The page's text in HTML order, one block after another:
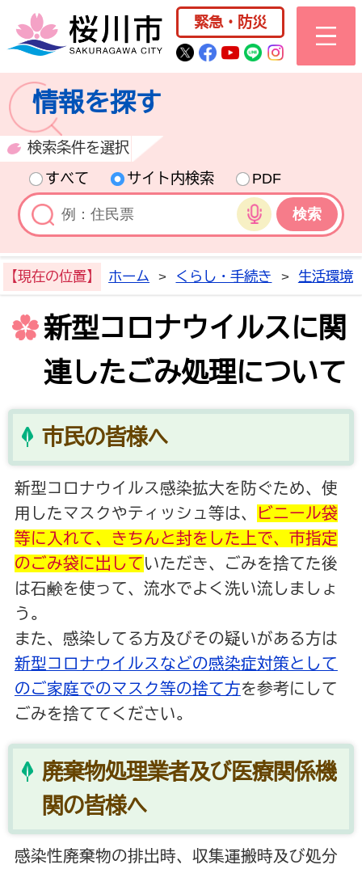
桜川市公式ホー
緊急・防災
桜川市公式Twitter
桜川市公式
桜川市公式
桜川市公式
情報を探す
検索条件を選択
すべて
サイト内検索
PDF
音声検索
【現在の位置】 ホーム > くらし・手続き > 生活環境
新型コロナウイルスに関
連したごみ処理について
市民の皆様へ
新型コロナウイルス感染拡大を防ぐため、使
用したマスクやティッシュ等は、
ビニール袋
等に入れて、きちんと封をした上で、市指定
のごみ袋に出していただき、ごみを捨てた後
は石鹸を使って、流水でよく洗い流しましょ
う。
また、感染してる方及びその疑いがある方は
新型コロナウイルスなどの感染症対策として
のご家庭でのマスク等の捨て方を参考にして
ごみを捨ててください。
廃棄物処理業者及び医療関係機
関の皆様へ
感染性廃棄物の排出時、収集運搬時及び処分